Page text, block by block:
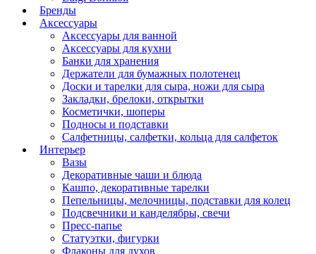
Бренды
Аксессуары
Аксессуары для ванной
Аксессуары для кухни
Банки для хранения
Держатели для бумажных полотенец
Доски и тарелки для сыра, ножи для сыра
Закладки, брелоки, открытки
Косметички, шоперы
Подносы и подставки
Салфетницы, салфетки, кольца для салфеток
Интерьер
Вазы
Декоративные чаши и блюда
Кашпо, декоративные тарелки
Пепельницы, мелочницы, подставки для колец
Подсвечники и канделябры, свечи
Пресс-папье
Статуэтки, фигурки
Флаконы для духов